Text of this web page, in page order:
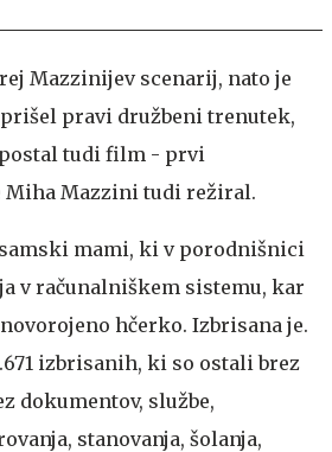
Mazzinijev scenarij, nato je
pravi družbeni trenutek,
tudi film - prvi
Miha Mazzini tudi režiral.
mami, ki v porodnišnici
v računalniškem sistemu, kar
hčerko. Izbrisana je.
izbrisanih, ki so ostali brez
dokumentov, službe,
stanovanja, šolanja,